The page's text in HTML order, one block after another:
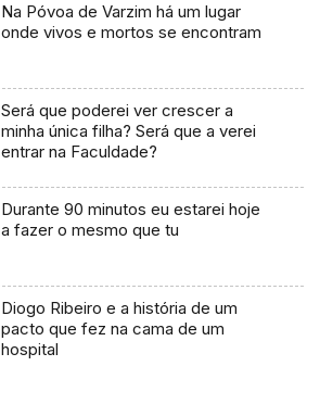
Na Póvoa de Varzim há um lugar
onde vivos e mortos se encontram
Será que poderei ver crescer a
minha única filha? Será que a verei
entrar na Faculdade?
Durante 90 minutos eu estarei hoje
a fazer o mesmo que tu
Diogo Ribeiro e a história de um
pacto que fez na cama de um
hospital